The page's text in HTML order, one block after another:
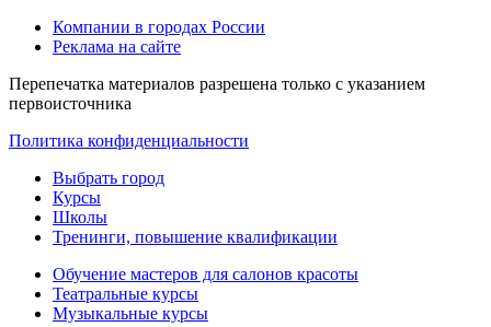
Компании в городах России
Реклама на сайте
Перепечатка материалов разрешена только с указанием
первоисточника
Политика конфиденциальности
Выбрать город
Курсы
Школы
Тренинги, повышение квалификации
Обучение мастеров для салонов красоты
Театральные курсы
Музыкальные курсы